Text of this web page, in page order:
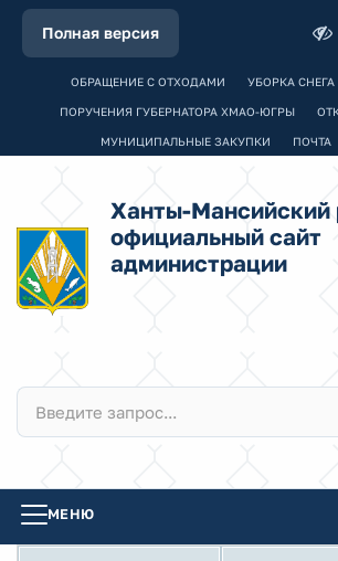
Полная версия
ОБРАЩЕНИЕ С ОТХОДАМИ УБОРКА СНЕГА
ПОРУЧЕНИЯ ГУБЕРНАТОРА ХМАО-ЮГРЫ
МУНИЦИПАЛЬНЫЕ ЗАКУПКИ ПОЧТА
Ханты-Мансийский
официальный сайт
администрации
МЕНЮ